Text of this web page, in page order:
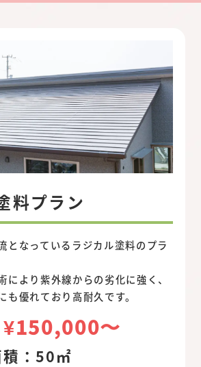
料プラン
となっているラジカル塗料のプラ
により紫外線からの劣化に強く、
も優れており高耐久です。
¥150,000〜
：50㎡